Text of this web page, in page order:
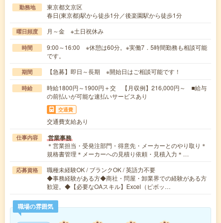
勤務地
東京都文京区
春日(東京都)駅から徒歩1分／後楽園駅から徒歩1分
曜日頻度 月～金 ※土日祝休み
時間
9:00～16:00 ※休憩は60分。※実働7．5時間勤務も相談可能
です。
期間 【急募】即日～長期 ※開始日はご相談可能です！
時給
時給1800円～1900円＋交 【月収例】216,000円～ ■給与
の前払いが可能な速払いサービスあり
交通費
交通費支給あり
仕事内容 営業事務
＊営業担当・受発注部門・得意先・メーカーとのやり取り＊
規格書管理＊メーカーへの見積り依頼・見積入力＊…
応募資格
職種未経験OK / ブランクOK / 英語力不要
◆事務経験がある方◆商社・問屋・卸業界での経験がある方
歓迎。◆【必要なOAスキル】Excel（ピボッ…
職場の雰囲気